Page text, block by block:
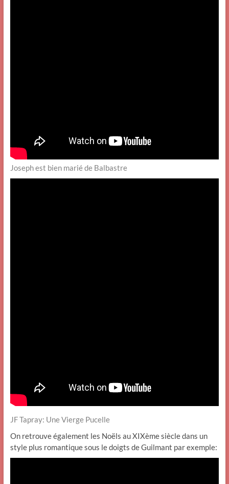
Joseph est bien marié de Balbastre
JF Tapray: Une Vierge Pucelle
On retrouve également les Noëls au XIXème siècle dans un
style plus romantique sous le doigts de Guilmant par exemple: